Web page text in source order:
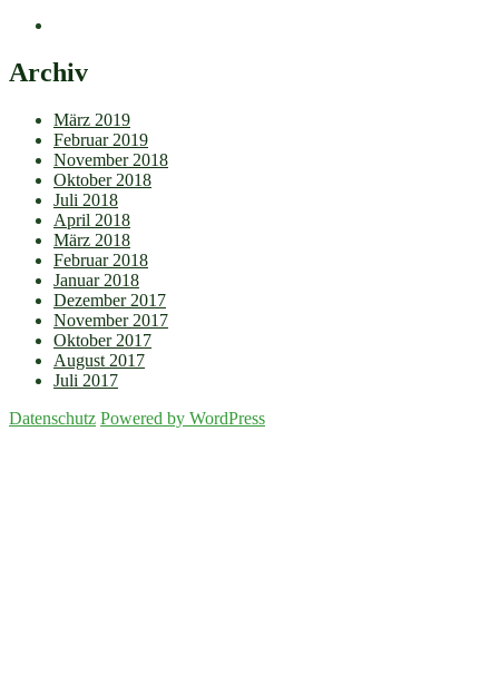
Archiv
März 2019
Februar 2019
November 2018
Oktober 2018
Juli 2018
April 2018
März 2018
Februar 2018
Januar 2018
Dezember 2017
November 2017
Oktober 2017
August 2017
Juli 2017
Datenschutz Powered by WordPress